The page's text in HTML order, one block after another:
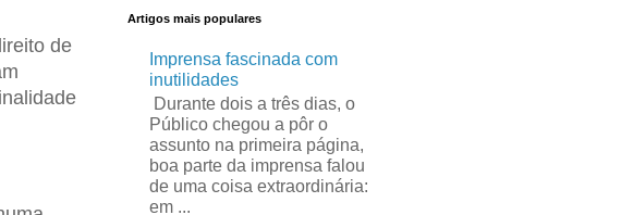
de
Artigos mais populares
Imprensa fascinada com
inutilidades
Durante dois a três dias, o
Público chegou a pôr o
assunto na primeira página,
boa parte da imprensa falou
de uma coisa extraordinária:
em ...